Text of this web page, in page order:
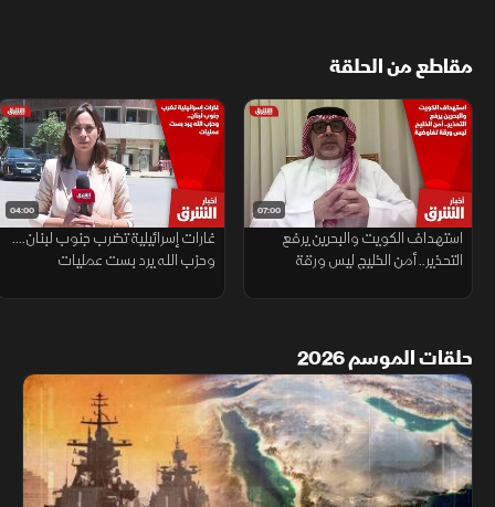
مقاطع من الحلقة
07:00
استهداف الكويت والبحرين يرفع
التحذير.. أمن الخليج ليس ورقة
04:00
غارات إسرائيلية تضرب جنوب لبنان....
وحزب الله يرد بست عمليات
حلقات الموسم 2026